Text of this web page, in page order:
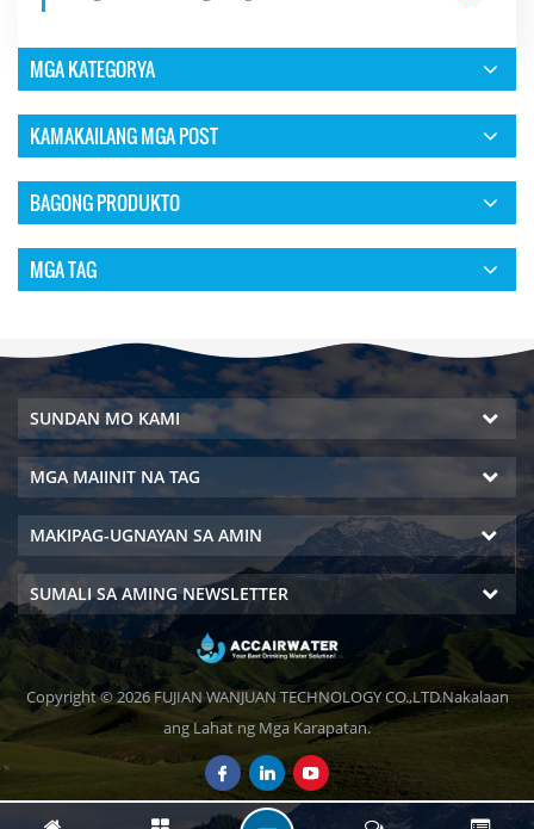
MGA KATEGORYA
KAMAKAILANG MGA POST
BAGONG PRODUKTO
MGA TAG
SUNDAN MO KAMI
MGA MAIINIT NA TAG
MAKIPAG-UGNAYAN SA AMIN
SUMALI SA AMING NEWSLETTER
Copyright © 2026 FUJIAN WANJUAN TECHNOLOGY CO.,LTD.Nakalaan
ang Lahat ng Mga Karapatan.